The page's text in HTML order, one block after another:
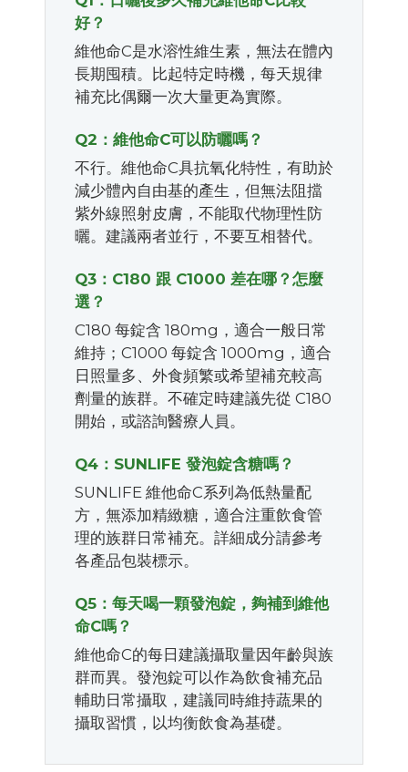
好？
維他命C是水溶性維生素，無法在體內
長期囤積。比起特定時機，每天規律
補充比偶爾一次大量更為實際。
Q2：維他命C可以防曬嗎？
不行。維他命C具抗氧化特性，有助於
減少體內自由基的產生，但無法阻擋
紫外線照射皮膚，不能取代物理性防
曬。建議兩者並行，不要互相替代。
Q3：C180 跟 C1000 差在哪？怎麼
選？
C180 每錠含 180mg，適合一般日常
維持；C1000 每錠含 1000mg，適合
日照量多、外食頻繁或希望補充較高
劑量的族群。不確定時建議先從 C180
開始，或諮詢醫療人員。
Q4：SUNLIFE 發泡錠含糖嗎？
SUNLIFE 維他命C系列為低熱量配
方，無添加精緻糖，適合注重飲食管
理的族群日常補充。詳細成分請參考
各產品包裝標示。
Q5：每天喝一顆發泡錠，夠補到維他
命C嗎？
維他命C的每日建議攝取量因年齡與族
群而異。發泡錠可以作為飲食補充品
輔助日常攝取，建議同時維持蔬果的
攝取習慣，以均衡飲食為基礎。